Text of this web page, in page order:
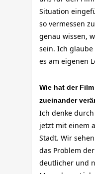
Situation
so vermessen
genau wissen,
sein. Ich
es am eigenen
Wie hat der
zueinander
Ich denke
jetzt mit einem
Stadt. Wir
das Problem
deutlicher und